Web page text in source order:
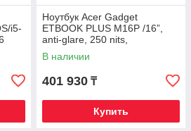
i5-
Ноутбук Acer Gadget
ETBOOK PLUS M16P /16”,
anti-glare, 250 nits,
1920x1200 resolution / Intel
Core i
В наличии
401 930 ₸
Купить